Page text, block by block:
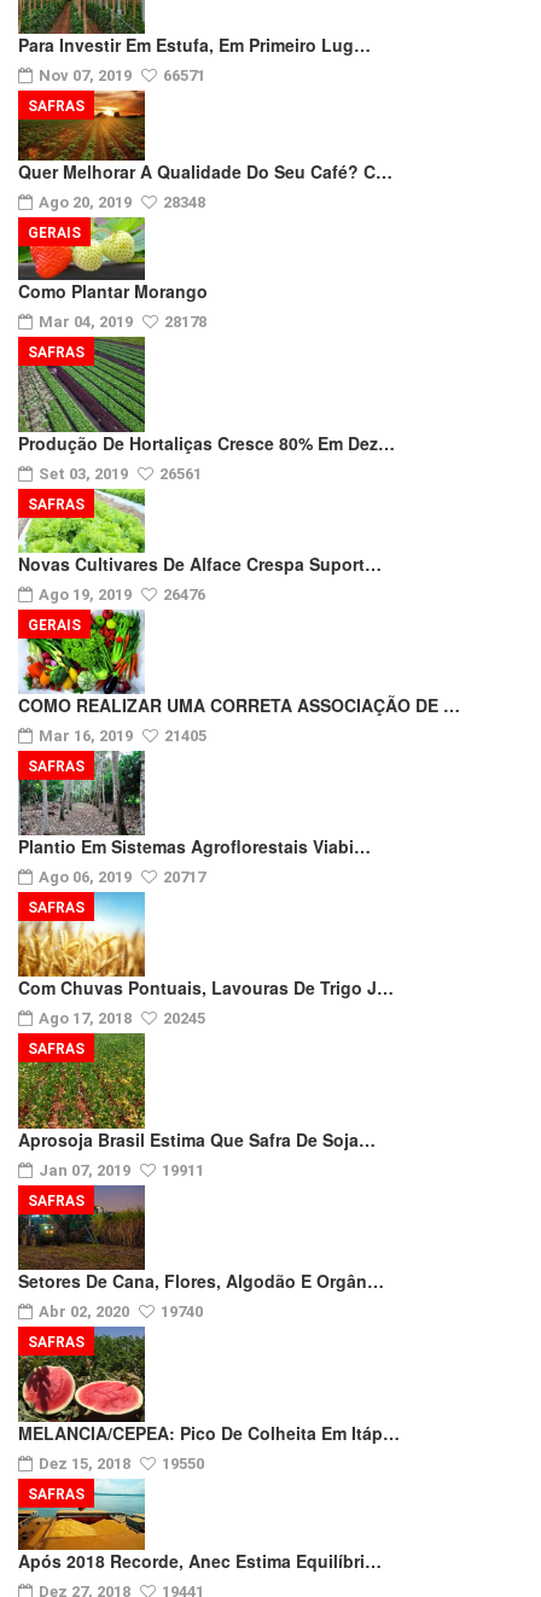
Para Investir Em Estufa, Em Primeiro Lug…
Nov 07, 2019 66571
Quer Melhorar A Qualidade Do Seu Café? C…
Ago 20, 2019 28348
SAFRAS
Como Plantar Morango
Mar 04, 2019 28178
GERAIS
Produção De Hortaliças Cresce 80% Em Dez…
Set 03, 2019 26561
SAFRAS
Novas Cultivares De Alface Crespa Suport…
Ago 19, 2019 26476
SAFRAS
COMO REALIZAR UMA CORRETA ASSOCIAÇÃO DE …
Mar 16, 2019 21405
GERAIS
Plantio Em Sistemas Agroflorestais Viabi…
Ago 06, 2019 20717
SAFRAS
Com Chuvas Pontuais, Lavouras De Trigo J…
Ago 17, 2018 20245
SAFRAS
Aprosoja Brasil Estima Que Safra De Soja…
Jan 07, 2019 19911
SAFRAS
Setores De Cana, Flores, Algodão E Orgân…
Abr 02, 2020 19740
SAFRAS
MELANCIA/CEPEA: Pico De Colheita Em Itáp…
Dez 15, 2018 19550
SAFRAS
Após 2018 Recorde, Anec Estima Equilíbri…
Dez 27, 2018 19441
SAFRAS